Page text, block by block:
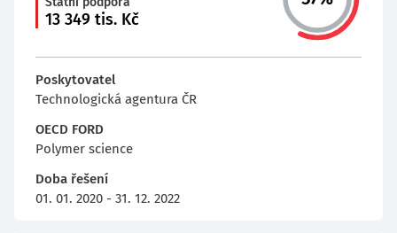
13 349 tis. Kč
Poskytovatel
Technologická agentura ČR
OECD FORD
Polymer science
Doba řešení
01. 01. 2020 - 31. 12. 2022